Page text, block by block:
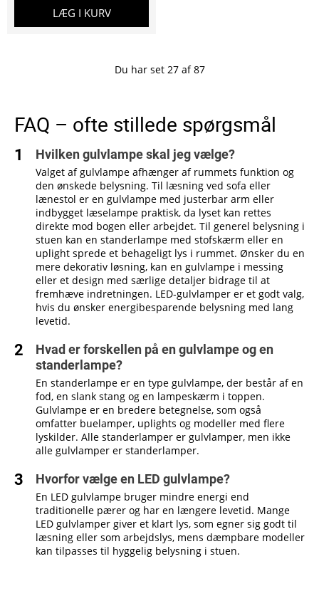
LÆG I KURV
Du har set 27 af 87
FAQ – ofte stillede spørgsmål
Hvilken gulvlampe skal jeg vælge?
Valget af gulvlampe afhænger af rummets funktion og
den ønskede belysning. Til læsning ved sofa eller
lænestol er en gulvlampe med justerbar arm eller
indbygget læselampe praktisk, da lyset kan rettes
direkte mod bogen eller arbejdet. Til generel belysning i
stuen kan en standerlampe med stofskærm eller en
uplight sprede et behageligt lys i rummet. Ønsker du en
mere dekorativ løsning, kan en gulvlampe i messing
eller et design med særlige detaljer bidrage til at
fremhæve indretningen. LED‑gulvlamper er et godt valg,
hvis du ønsker energibesparende belysning med lang
levetid.
Hvad er forskellen på en gulvlampe og en
standerlampe?
En standerlampe er en type gulvlampe, der består af en
fod, en slank stang og en lampeskærm i toppen.
Gulvlampe er en bredere betegnelse, som også
omfatter buelamper, uplights og modeller med flere
lyskilder. Alle standerlamper er gulvlamper, men ikke
alle gulvlamper er standerlamper.
Hvorfor vælge en LED gulvlampe?
En LED gulvlampe bruger mindre energi end
traditionelle pærer og har en længere levetid. Mange
LED gulvlamper giver et klart lys, som egner sig godt til
læsning eller som arbejdslys, mens dæmpbare modeller
kan tilpasses til hyggelig belysning i stuen.